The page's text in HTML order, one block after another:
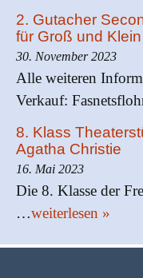
2. Gutacher
für Groß und Klein
30. November 2023
Alle weiteren
Verkauf:
8. Klass
Agatha Christie
16. Mai 2023
Die 8. Klasse der
…weiterlesen »